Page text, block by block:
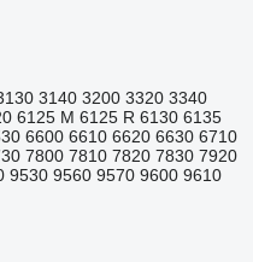
3140 3200 3320 3340
6125 M 6125 R 6130 6135
6600 6610 6620 6630 6710
7800 7810 7820 7830 7920
9530 9560 9570 9600 9610